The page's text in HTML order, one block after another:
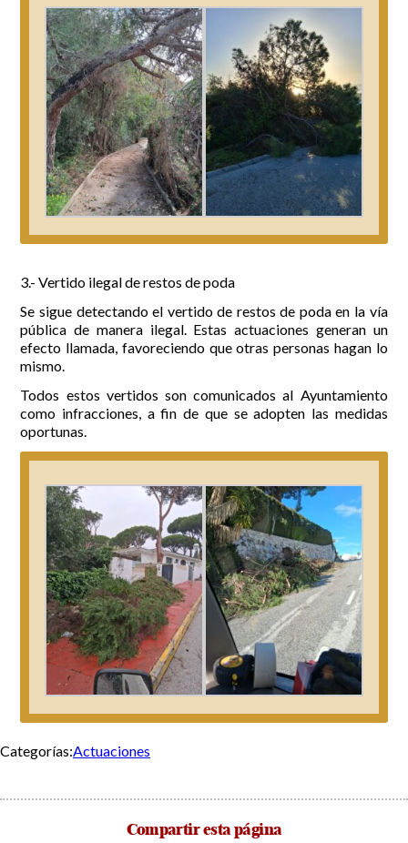
3.- Vertido ilegal de restos de poda
Se sigue detectando el vertido de restos de poda en la vía
pública de manera ilegal. Estas actuaciones generan un
efecto llamada, favoreciendo que otras personas hagan lo
mismo.
Todos estos vertidos son comunicados al Ayuntamiento
como infracciones, a fin de que se adopten las medidas
oportunas.
Categorías:Actuaciones
Compartir esta página